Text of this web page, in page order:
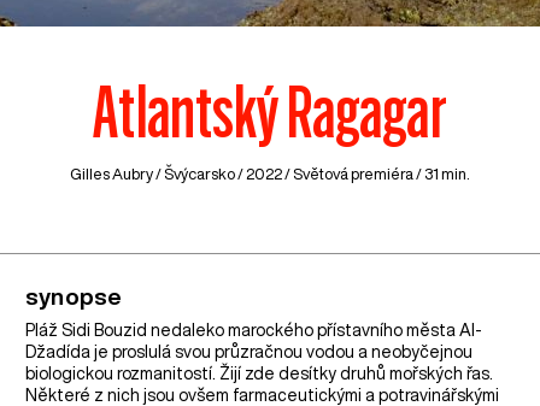
Atlantský Ragagar
Gilles Aubry / Švýcarsko/ 2022 / Světová premiéra / 31 min.
synopse
Pláž Sidi Bouzid nedaleko marockého přístavního města Al-
Džadída je proslulá svou průzračnou vodou a neobyčejnou
biologickou rozmanitostí. Žijí zde desítky druhů mořských řas.
Některé z nich jsou ovšem farmaceutickými a potravinářskými